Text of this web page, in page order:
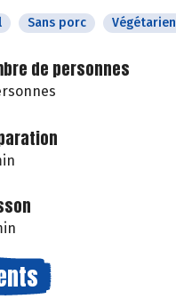
Sans porc Végétarien
de personnes